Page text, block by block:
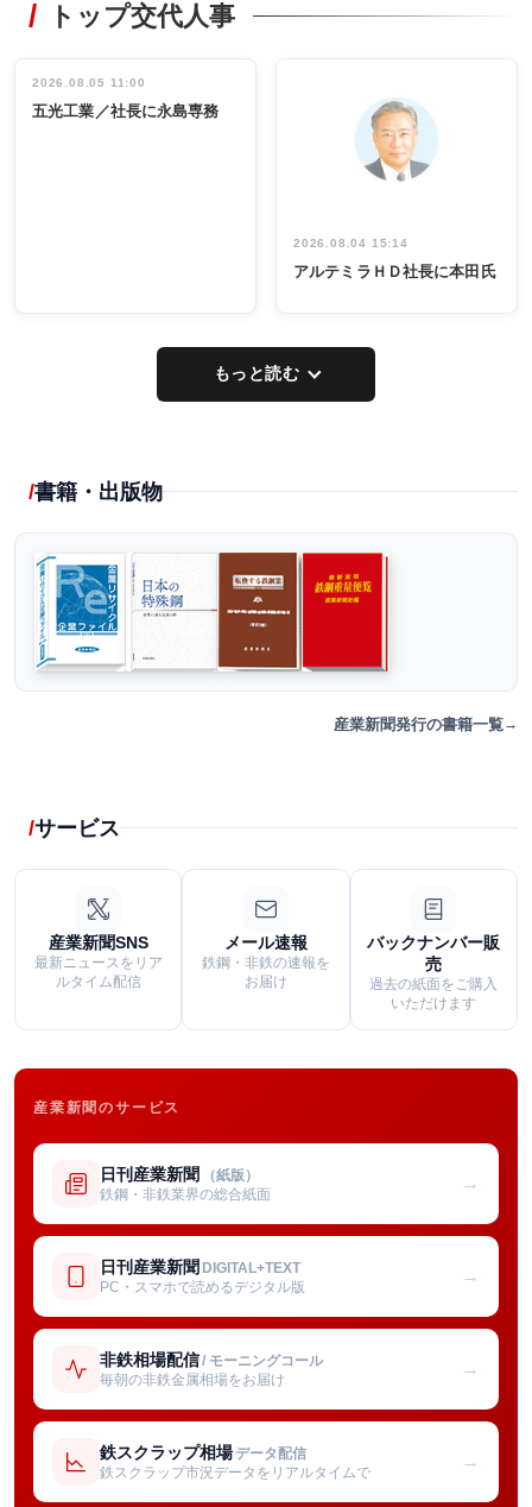
非鉄業界で
インタビュ
ー／社内ア
タックトレー
祝う 業界関
係者ら220人
出席
トップ交代人事
2026.08.05 11:00
五光工業／社長に永島専務
2026.08.04 15:14
アルテミラＨＤ社長に本田氏
もっと読む
書籍・出版物
産業新聞発行の書籍一覧
サービス
産業新聞SNS
最新ニュースをリア
ルタイム配信
メール速報
鉄鋼・非鉄の速報を
お届け
バックナンバー販
売
過去の紙面をご購入
いただけます
産業新聞のサービス
日刊産業新聞 （紙版）
鉄鋼・非鉄業界の総合紙面
→
日刊産業新聞 DIGITAL+TEXT
PC・スマホで読めるデジタル版
→
非鉄相場配信/ モーニングコール
毎朝の非鉄金属相場をお届け
→
鉄スクラップ相場 データ配信
鉄スクラップ市況データをリアルタイムで
→